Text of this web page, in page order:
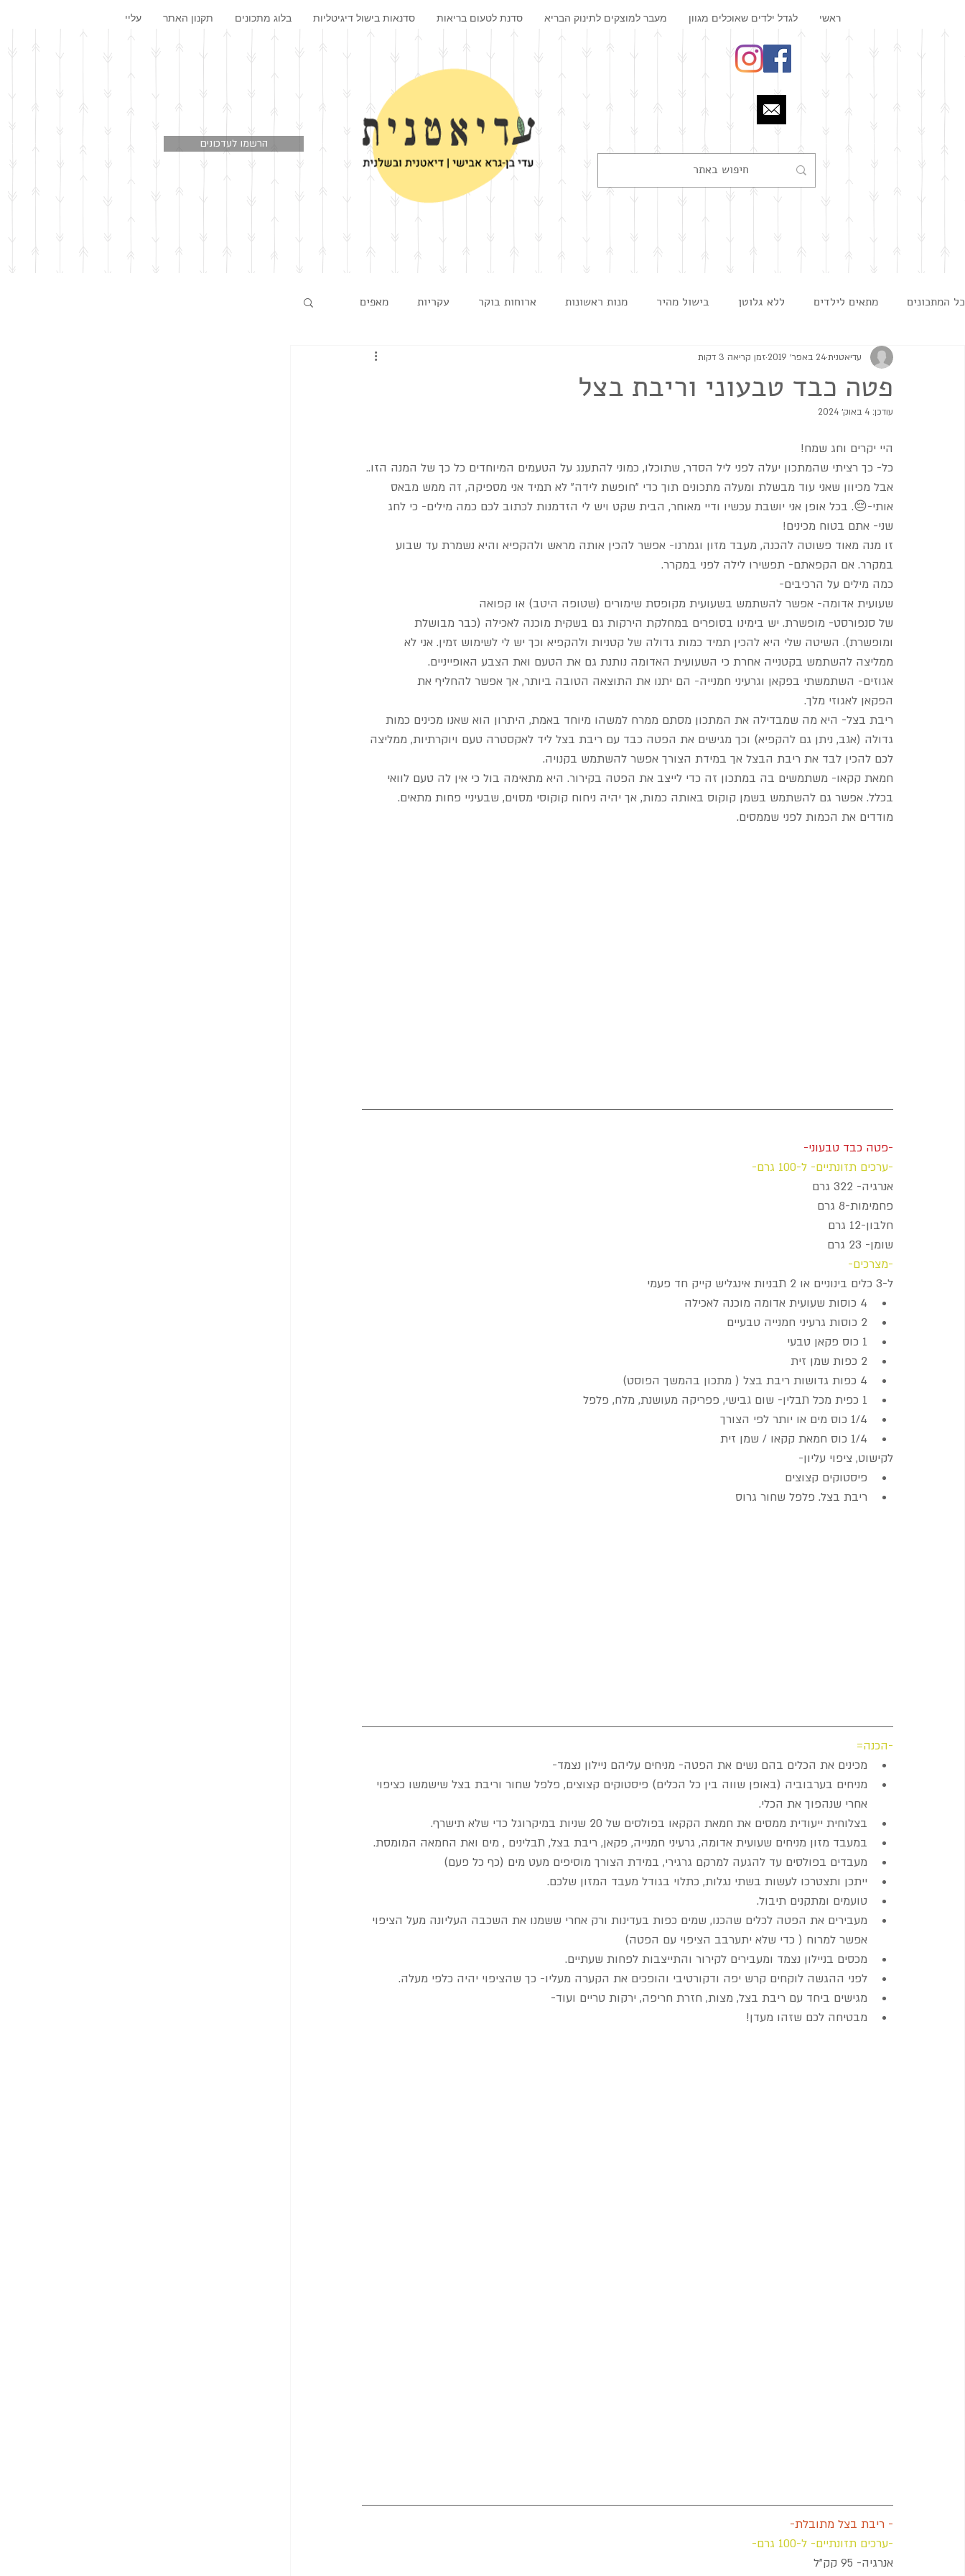
ראשי לגדל ילדים שאוכלים מגוון מעבר למוצקים לתינוק הבריא סדנת לטעום בריאות סדנאות בישול דיגיטליות בלוג מתכונים תקנון האתר עליי
הרשמו לעדכונים
כל המתכונים מתאים לילדים ללא גלוטן בישול מהיר מנות ראשונות ארוחות בוקר עקריות מאפים
גבינות וממרחים מרקים סלטים ותוספות
פטה כבד טבעוני וריבת בצל
עדיאטנית24 באפר׳ 2019 זמן קריאה 3 דקות
עודכן: 4 באוק׳ 2024
היי יקרים וחג שמח!
כל- כך רציתי שהמתכון יעלה לפני ליל הסדר, שתוכלו, כמוני להתענג על הטעמים המיוחדים כל כך של המנה הזו..
אבל מכיוון שאני עוד מבשלת ומעלה מתכונים תוך כדי "חופשת לידה" לא תמיד אני מספיקה, זה ממש מבאס
אותי-😔. בכל אופן אני יושבת עכשיו ודיי מאוחר, הבית שקט ויש לי הזדמנות לכתוב לכם כמה מילים- כי לחג
שני- אתם בטוח מכינים!
זו מנה מאוד פשוטה להכנה, מעבד מזון וגמרנו- אפשר להכין אותה מראש ולהקפיא והיא נשמרת עד שבוע
במקרר. אם הקפאתם- תפשירו לילה לפני במקרר.
כמה מילים על הרכיבים-
שעועית אדומה- אפשר להשתמש בשעועית מקופסת שימורים (שטופה היטב) או קפואה
של סנפורסט- מופשרת. יש בימינו בסופרים במחלקת הירקות גם בשקית מוכנה לאכילה (כבר מבושלת
ומופשרת). השיטה שלי היא להכין תמיד כמות גדולה של קטניות ולהקפיא וכך יש לי לשימוש זמין. אני לא
ממליצה להשתמש בקטנייה אחרת כי השעועית האדומה נותנת גם את הטעם ואת הצבע האופייניים.
אגוזים- השתמשתי בפקאן וגרעיני חמנייה- הם יתנו את התוצאה הטובה ביותר, אך אפשר להחליף את
הפקאן לאגוזי מלך.
ריבת בצל- היא מה שמבדילה את המתכון מסתם ממרח למשהו מיוחד באמת, היתרון הוא שאנו מכינים כמות
גדולה (אגב, ניתן גם להקפיא) וכך מגישים את הפטה כבד עם ריבת בצל ליד לאקסטרה טעם ויוקרתיות, ממליצה
לכם להכין לבד את ריבת הבצל אך במידת הצורך אפשר להשתמש בקנויה.
חמאת קקאו- משתמשים בה במתכון זה כדי לייצב את הפטה בקירור. היא מתאימה בול כי אין לה טעם לוואי
בכלל. אפשר גם להשתמש בשמן קוקוס באותה כמות, אך יהיה ניחוח קוקוסי מסוים, שבעיניי פחות מתאים.
מודדים את הכמות לפני שממסים.
-פטה כבד טבעוני-
-ערכים תזונתיים- ל-100 גרם-
אנרגיה- 322 גרם
פחמימות-8 גרם
חלבון-12 גרם
שומן- 23 גרם
-מצרכים-
ל-3 כלים בינוניים או 2 תבניות אינגליש קייק חד פעמי
4 כוסות שעועית אדומה מוכנה לאכילה
2 כוסות גרעיני חמנייה טבעיים
1 כוס פקאן טבעי
2 כפות שמן זית
4 כפות גדושות ריבת בצל ( מתכון בהמשך הפוסט)
1 כפית מכל תבלין- שום גבישי, פפריקה מעושנת, מלח, פלפל
1/4 כוס מים או יותר לפי הצורך
1/4 כוס חמאת קקאו / שמן זית
לקישוט, ציפוי עליון-
פיסטוקים קצוצים
ריבת בצל. פלפל שחור גרוס
-הכנה=
מכינים את הכלים בהם נשים את הפטה- מניחים עליהם ניילון נצמד-
מניחים בערבוביה (באופן שווה בין כל הכלים) פיסטוקים קצוצים, פלפל שחור וריבת בצל שישמשו כציפוי
אחרי שנהפוך את הכלי.
בצלוחית ייעודית ממסים את חמאת הקקאו בפולסים של 20 שניות במיקרוגל כדי שלא תישרף.
במעבד מזון מניחים שעועית אדומה, גרעיני חמנייה, פקאן, ריבת בצל, תבלינים , מים ואת החמאה המומסת.
מעבדים בפולסים עד להגעה למרקם גרגירי, במידת הצורך מוסיפים מעט מים (כף כל פעם)
ייתכן ותצטרכו לעשות בשתי נגלות, כתלוי בגודל מעבד המזון שלכם.
טועמים ומתקנים תיבול.
מעבירים את הפטה לכלים שהכנו, שמים כפות בעדינות ורק אחרי ששמנו את השכבה העליונה מעל הציפוי
אפשר למרוח ( כדי שלא יתערבב הציפוי עם הפטה)
מכסים בניילון נצמד ומעבירים לקירור והתייצבות לפחות שעתיים.
לפני ההגשה לוקחים קרש יפה ודקורטיבי והופכים את הקערה מעליו- כך שהציפוי יהיה כלפי מעלה.
מגישים ביחד עם ריבת בצל, מצות, חזרת חריפה, ירקות טריים ועוד-
מבטיחה לכם שזהו מעדן!
- ריבת בצל מתובלת-
-ערכים תזונתיים- ל-100 גרם-
אנרגיה- 95 קק"ל